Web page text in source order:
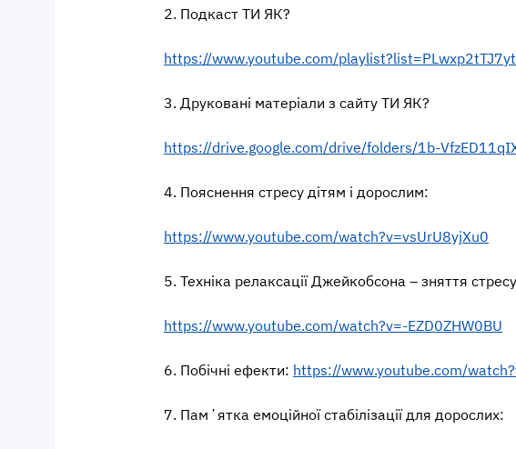
2. Подкаст ТИ ЯК?
https://www.youtube.com/
3. Друковані матеріали з сайту ТИ ЯК?
https://drive.google.com/drive/folders/1b-
4. Пояснення стресу дітям і дорослим:
https://www.youtube.com/watch?v=vsUrU8yjXu0
5. Техніка релаксації Джейкобсона – зняття
https://www.youtube.com/watch?v=-EZD0ZHW0BU
6. Побічні ефекти: https://www.youtube.com/
7. Памʼятка емоційної стабілізації для дорослих: